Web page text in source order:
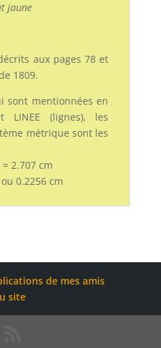
jaune
aux pages 78 et
1809.
sont mentionnées en
LINEE (lignes), les
métrique sont les
2.707 cm
0.2256 cm
de mes amis
site